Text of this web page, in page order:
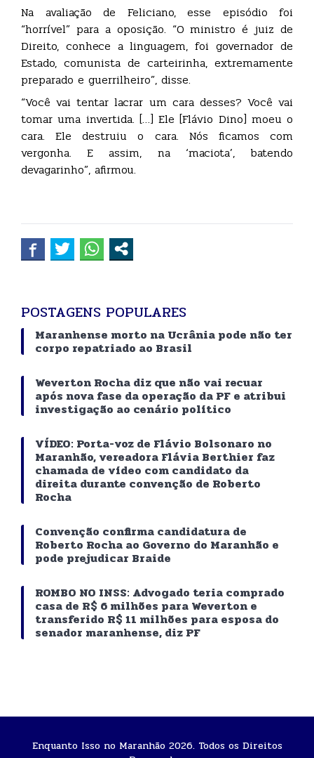
Na avaliação de Feliciano, esse episódio foi
“horrível” para a oposição. “O ministro é juiz de
Direito, conhece a linguagem, foi governador de
Estado, comunista de carteirinha, extremamente
preparado e guerrilheiro”, disse.
“Você vai tentar lacrar um cara desses? Você vai
tomar uma invertida. […] Ele [Flávio Dino] moeu o
cara. Ele destruiu o cara. Nós ficamos com
vergonha. E assim, na ‘maciota’, batendo
devagarinho”, afirmou.
POSTAGENS POPULARES
Maranhense morto na Ucrânia pode não ter
corpo repatriado ao Brasil
Weverton Rocha diz que não vai recuar
após nova fase da operação da PF e atribui
investigação ao cenário político
VÍDEO: Porta-voz de Flávio Bolsonaro no
Maranhão, vereadora Flávia Berthier faz
chamada de vídeo com candidato da
direita durante convenção de Roberto
Rocha
Convenção confirma candidatura de
Roberto Rocha ao Governo do Maranhão e
pode prejudicar Braide
ROMBO NO INSS: Advogado teria comprado
casa de R$ 6 milhões para Weverton e
transferido R$ 11 milhões para esposa do
senador maranhense, diz PF
Enquanto Isso no Maranhão 2026. Todos os Direitos